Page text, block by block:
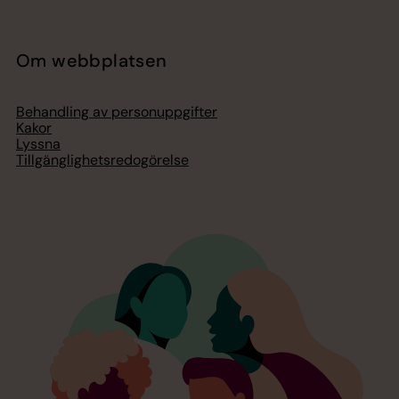
Om webbplatsen
Behandling av personuppgifter
Kakor
Lyssna
Tillgänglighetsredogörelse